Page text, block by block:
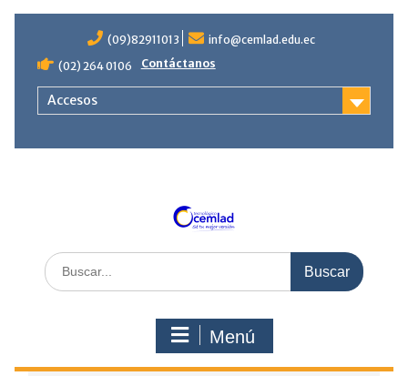
(09)82911013
info@cemlad.edu.ec
(02) 264 0106
Contáctanos
Accesos
Buscar
por:
Menú